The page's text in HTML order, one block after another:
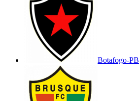
Botafogo-PB